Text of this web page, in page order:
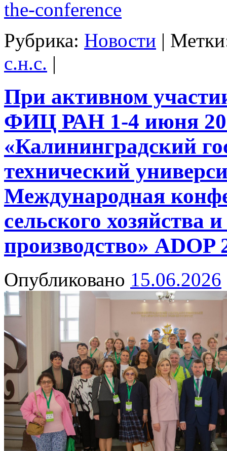
the-conference
Рубрика: Новости |
с.н.с. |
При активном
ФИЦ РАН 1-4 июня
«Калининградский
технический
Международная
сельского хозяйства
производство» ADOP
Опубликовано 15.06.2026